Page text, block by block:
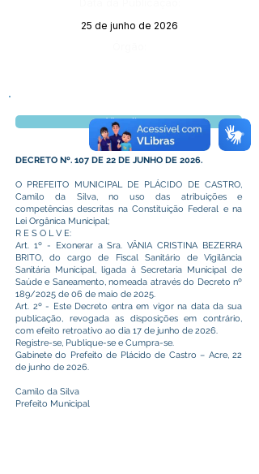
25 de junho de 2026
Visualizar
DECRETO Nº. 107 DE 22 DE JUNHO DE 2026.
O PREFEITO MUNICIPAL DE PLÁCIDO DE CASTRO,
Camilo da Silva, no uso das atribuições e
competências descritas na Constituição Federal e na
Lei Orgânica Municipal;
R E S O L V E:
Art. 1º - Exonerar a Sra. VÂNIA CRISTINA BEZERRA
BRITO, do cargo de Fiscal Sanitário de Vigilância
Sanitária Municipal, ligada à Secretaria Municipal de
Saúde e Saneamento, nomeada através do Decreto nº
189/2025 de 06 de maio de 2025.
Art. 2º - Este Decreto entra em vigor na data da sua
publicação, revogada as disposições em contrário,
com efeito retroativo ao dia 17 de junho de 2026.
Registre-se, Publique-se e Cumpra-se.
Gabinete do Prefeito de Plácido de Castro – Acre, 22
de junho de 2026.
Camilo da Silva
Prefeito Municipal